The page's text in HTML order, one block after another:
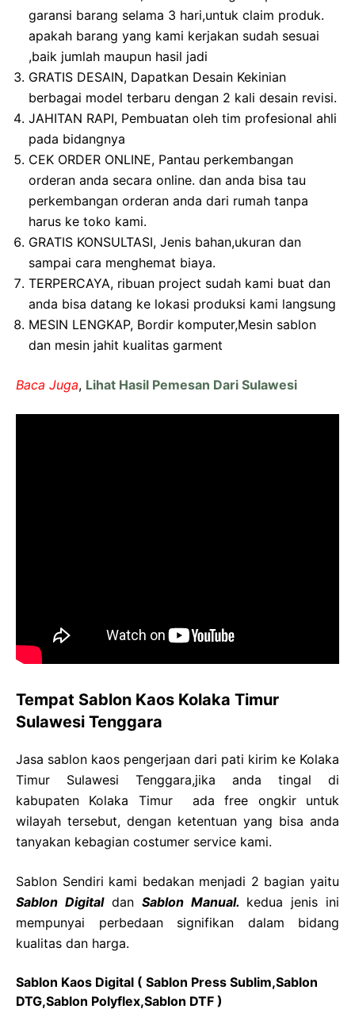
garansi barang selama 3 hari,untuk claim produk.
apakah barang yang kami kerjakan sudah sesuai
,baik jumlah maupun hasil jadi
GRATIS DESAIN, Dapatkan Desain Kekinian
berbagai model terbaru dengan 2 kali desain revisi.
JAHITAN RAPI, Pembuatan oleh tim profesional ahli
pada bidangnya
CEK ORDER ONLINE, Pantau perkembangan
orderan anda secara online. dan anda bisa tau
perkembangan orderan anda dari rumah tanpa
harus ke toko kami.
GRATIS KONSULTASI, Jenis bahan,ukuran dan
sampai cara menghemat biaya.
TERPERCAYA, ribuan project sudah kami buat dan
anda bisa datang ke lokasi produksi kami langsung
MESIN LENGKAP, Bordir komputer,Mesin sablon
dan mesin jahit kualitas garment
Baca Juga, Lihat Hasil Pemesan Dari Sulawesi
Tempat Sablon Kaos Kolaka Timur
Sulawesi Tenggara
Jasa sablon kaos pengerjaan dari pati kirim ke Kolaka
Timur Sulawesi Tenggara,jika anda tingal di
kabupaten Kolaka Timur ada free ongkir untuk
wilayah tersebut, dengan ketentuan yang bisa anda
tanyakan kebagian costumer service kami.
Sablon Sendiri kami bedakan menjadi 2 bagian yaitu
Sablon Digitaldan Sablon Manual. kedua jenis ini
mempunyai perbedaan signifikan dalam bidang
kualitas dan harga.
Sablon Kaos Digital ( Sablon Press Sublim,Sablon
DTG,Sablon Polyflex,Sablon DTF )